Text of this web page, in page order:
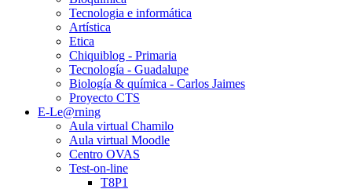
Tecnologia e informática
Artística
Etica
Chiquiblog - Primaria
Tecnología - Guadalupe
Biología & química - Carlos Jaimes
Proyecto CTS
E-Le@rning
Aula virtual Chamilo
Aula virtual Moodle
Centro OVAS
Test-on-line
T8P1